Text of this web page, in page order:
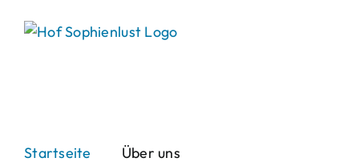
Startseite Über uns